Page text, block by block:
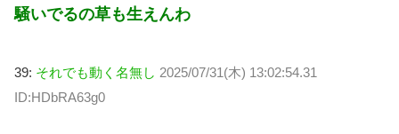
騒いでるの草も生えんわ
39: それでも動く名無し 2025/07/31(木) 13:02:54.31
ID:HDbRA63g0